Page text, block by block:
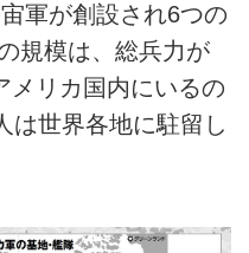
軍が創設され6つの
規模は、総兵力が
メリカ国内にいるの
は世界各地に駐留し